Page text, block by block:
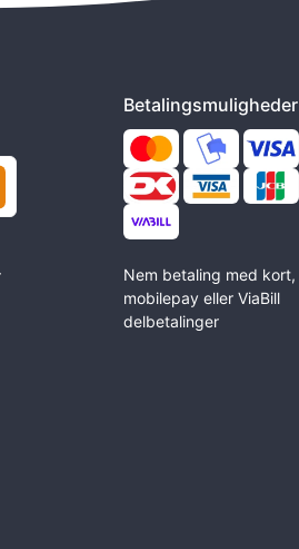
Betalingsmuligheder
Nem betaling med kort,
mobilepay eller ViaBill
delbetalinger